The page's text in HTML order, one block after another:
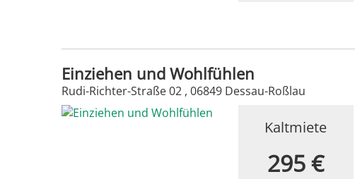
Einziehen und Wohlfühlen
Rudi-Richter-Straße 02 , 06849 Dessau-Roßlau
Kaltmiete
295 €